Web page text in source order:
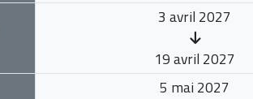
3 avril 2027
19 avril 2027
5 mai 2027